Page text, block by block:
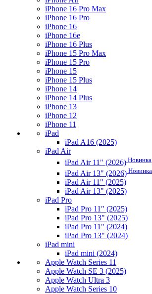
iPhone 16 Pro Max
iPhone 16 Pro
iPhone 16
iPhone 16e
iPhone 16 Plus
iPhone 15 Pro Max
iPhone 15 Pro
iPhone 15
iPhone 15 Plus
iPhone 14
iPhone 14 Plus
iPhone 13
iPhone 12
iPhone 11
iPad
iPad A16 (2025)
iPad Air
iPad Air 11" (2026) Новинка
iPad Air 13" (2026) Новинка
iPad Air 11" (2025)
iPad Air 13" (2025)
iPad Pro
iPad Pro 11" (2025)
iPad Pro 13" (2025)
iPad Pro 11" (2024)
iPad Pro 13" (2024)
iPad mini
iPad mini (2024)
Apple Watch Series 11
Apple Watch SE 3 (2025)
Apple Watch Ultra 3
Apple Watch Series 10